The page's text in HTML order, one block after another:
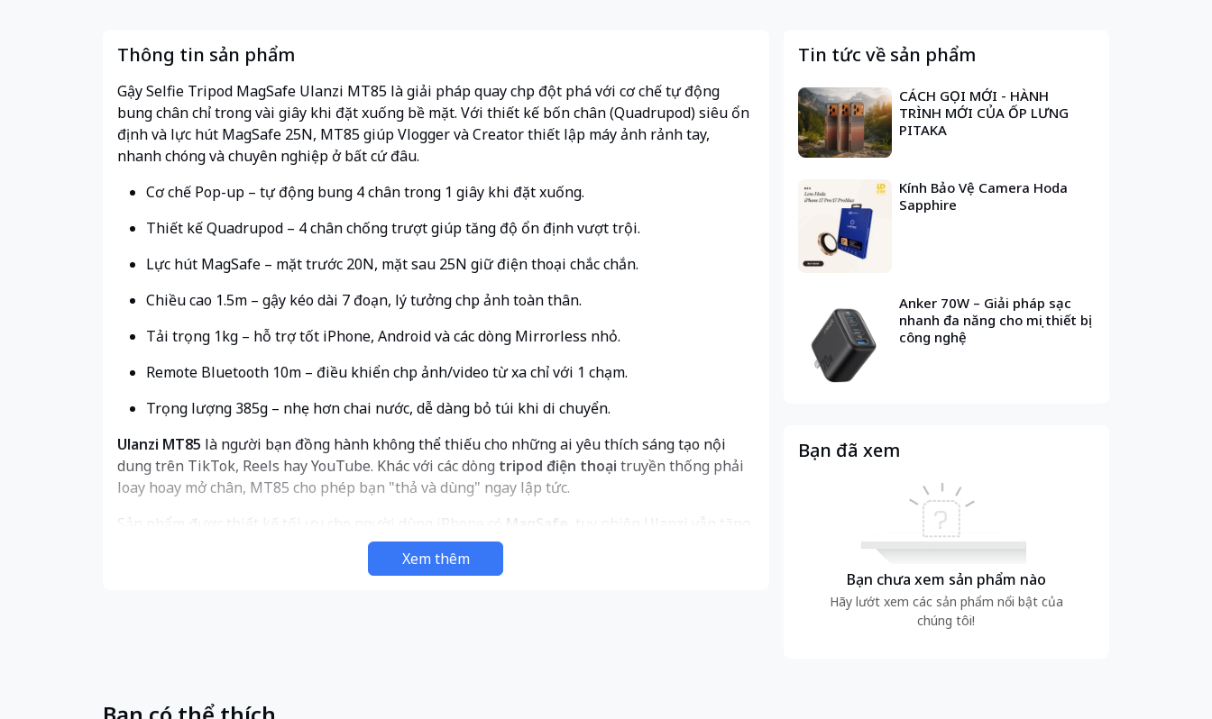
Thông tin sản phẩm
Gậy Selfie Tripod MagSafe Ulanzi MT85 là giải pháp quay chụp đột phá với cơ chế tự động
bung chân chỉ trong vài giây khi đặt xuống bề mặt. Với thiết kế bốn chân (Quadrupod) siêu ổn
định và lực hút MagSafe 25N, MT85 giúp Vlogger và Creator thiết lập máy ảnh rảnh tay,
nhanh chóng và chuyên nghiệp ở bất cứ đâu.
Cơ chế Pop-up – tự động bung 4 chân trong 1 giây khi đặt xuống.
Thiết kế Quadrupod – 4 chân chống trượt giúp tăng độ ổn định vượt trội.
Lực hút MagSafe – mặt trước 20N, mặt sau 25N giữ điện thoại chắc chắn.
Chiều cao 1.5m – gậy kéo dài 7 đoạn, lý tưởng chụp ảnh toàn thân.
Tải trọng 1kg – hỗ trợ tốt iPhone, Android và các dòng Mirrorless nhỏ.
Remote Bluetooth 10m – điều khiển chụp ảnh/video từ xa chỉ với 1 chạm.
Trọng lượng 385g – nhẹ hơn chai nước, dễ dàng bỏ túi khi di chuyển.
Ulanzi MT85 là người bạn đồng hành không thể thiếu cho những ai yêu thích sáng tạo nội
dung trên TikTok, Reels hay YouTube. Khác với các dòng tripod điện thoại truyền thống phải
loay hoay mở chân, MT85 cho phép bạn "thả và dùng" ngay lập tức.
Sản phẩm được thiết kế tối ưu cho người dùng iPhone có MagSafe
, tuy nhiên Ulanzi vẫn tặng
kèm vòng từ tính để hỗ trợ các dòng Android hoặc ốp lưng không có nam châm. Cấu trúc 4
chân nâng cấp giúp khắc phục nhược điểm dễ đổ của các loại tripod 3 chân giá rẻ hiện nay. Khả
Xem thêm
Tin tức về sản phẩm
CÁCH GỌI MỚI - HÀNH
TRÌNH MỚI CỦA ỐP LƯNG
PITAKA
Kính Bảo Vệ Camera Hoda
Sapphire
Anker 70W – Giải pháp sạc
nhanh đa năng cho mọi thiết bị
công nghệ
Bạn đã xem
Bạn chưa xem sản phẩm nào
Hãy lướt xem các sản phẩm nổi bật của
chúng tôi!